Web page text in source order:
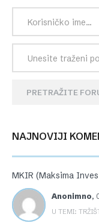
PRETRAŽITE
NAJNOVIJI
MKIR (Maksima
Anonimno,
U TEMI: